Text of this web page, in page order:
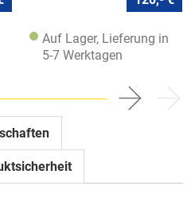
Auf Lager, Lieferung in
5-7 Werktagen